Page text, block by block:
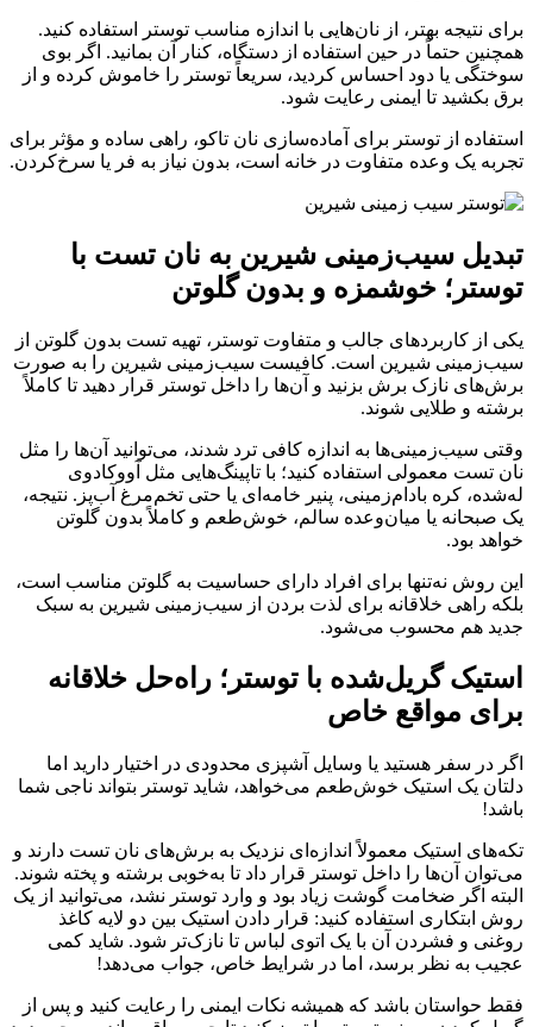
برای نتیجه بهتر، از نان‌هایی با اندازه مناسب توستر استفاده کنید.
همچنین حتماً در حین استفاده از دستگاه، کنار آن بمانید. اگر بوی
سوختگی یا دود احساس کردید، سریعاً توستر را خاموش کرده و از
برق بکشید تا ایمنی رعایت شود.
استفاده از توستر برای آماده‌سازی نان تاکو، راهی ساده و مؤثر برای
تجربه یک وعده متفاوت در خانه است، بدون نیاز به فر یا سرخ‌کردن.
تبدیل سیب‌زمینی شیرین به نان تست با
توستر؛ خوشمزه و بدون گلوتن
یکی از کاربردهای جالب و متفاوت توستر، تهیه تست بدون گلوتن از
سیب‌زمینی شیرین است. کافیست سیب‌زمینی شیرین را به صورت
برش‌های نازک برش بزنید و آن‌ها را داخل توستر قرار دهید تا کاملاً
برشته و طلایی شوند.
وقتی سیب‌زمینی‌ها به اندازه کافی ترد شدند، می‌توانید آن‌ها را مثل
نان تست معمولی استفاده کنید؛ با تاپینگ‌هایی مثل آووکادوی
له‌شده، کره بادام‌زمینی، پنیر خامه‌ای یا حتی تخم‌مرغ آب‌پز. نتیجه،
یک صبحانه یا میان‌وعده سالم، خوش‌طعم و کاملاً بدون گلوتن
خواهد بود.
این روش نه‌تنها برای افراد دارای حساسیت به گلوتن مناسب است،
بلکه راهی خلاقانه برای لذت بردن از سیب‌زمینی شیرین به سبک
جدید هم محسوب می‌شود.
استیک گریل‌شده با توستر؛ راه‌حل خلاقانه
برای مواقع خاص
اگر در سفر هستید یا وسایل آشپزی محدودی در اختیار دارید اما
دلتان یک استیک خوش‌طعم می‌خواهد، شاید توستر بتواند ناجی شما
باشد!
تکه‌های استیک معمولاً اندازه‌ای نزدیک به برش‌های نان تست دارند و
می‌توان آن‌ها را داخل توستر قرار داد تا به‌خوبی برشته و پخته شوند.
البته اگر ضخامت گوشت زیاد بود و وارد توستر نشد، می‌توانید از یک
روش ابتکاری استفاده کنید: قرار دادن استیک بین دو لایه کاغذ
روغنی و فشردن آن با یک اتوی لباس تا نازک‌تر شود. شاید کمی
عجیب به نظر برسد، اما در شرایط خاص، جواب می‌دهد!
فقط حواستان باشد که همیشه نکات ایمنی را رعایت کنید و پس از